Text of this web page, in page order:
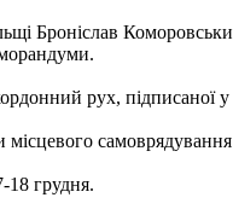
Броніслав
рух,
самоврядування
18 грудня.